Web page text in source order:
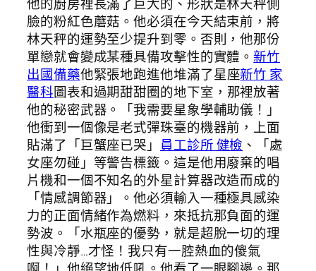
他的廚房裡長滿了巨大的、形狀是林天秤側
臉的粉紅色蘑菇。他必須在今天結束前，將
林天秤的運勢至少提升到零。否則，他那份
單戀就會變成某種具備攻擊性的實體。新竹
出國備藥他緊張地跑進他堆滿了星座新竹 家
醫科圖表和過期甜甜圈的地下室，那裡放著
他的秘密武器。「我需要星象學輔助儀！」
他衝到一個像是老式彈珠臺的機器前，上面
貼滿了「巨蟹座已哭」 員工診所 健檢 、「處
女座勿碰」等警告標籤。這是他用廢棄的唱
片機和一個不知名的外星計算器改造而成的
「情感調節器」。他必須輸入一種極具感染
力的正面情緒作為燃料，來抵抗那負面的運
勢波。「水瓶座的優勢，就是超脫一切的理
性與冷靜…才怪！我只有一腔熱血的傻氣